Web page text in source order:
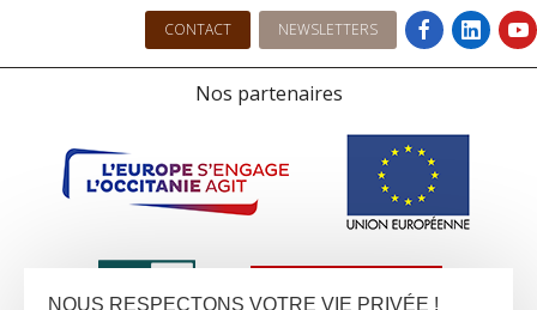
CONTACT NEWSLETTERS
Nos partenaires
NOUS RESPECTONS VOTRE VIE PRIVÉE !